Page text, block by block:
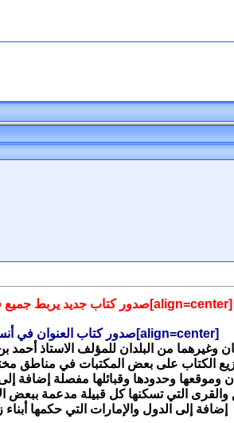
[align=center]صدور كتاب جديد يربط جميع قبائل زهران الحديثة بأسمائها القديمة[/align]
[align=center]صدور كتاب العنوان في أنساب زهران بعد 15 عاما من الجهد [/align]
وحدودها وقبائلها مفصلة إضافة
التي تسكنها كل قبيلة مدعمة ببعض
إضافة إلى الدول والإمارات التي حكمها